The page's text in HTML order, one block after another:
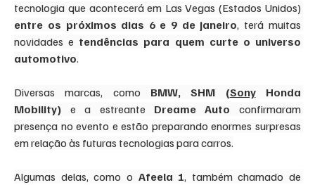
tecnologia que acontecerá em Las Vegas (Estados Unidos)
entre os próximos dias 6 e 9 de janeiro, terá muitas
novidades e tendências para quem curte o universo
automotivo.
Diversas marcas, como BMW, SHM (Sony Honda
Mobility) e a estreante Dreame Auto confirmaram
presença no evento e estão preparando enormes surpresas
em relação às futuras tecnologias para carros.
Algumas delas, como o Afeela 1, também chamado de